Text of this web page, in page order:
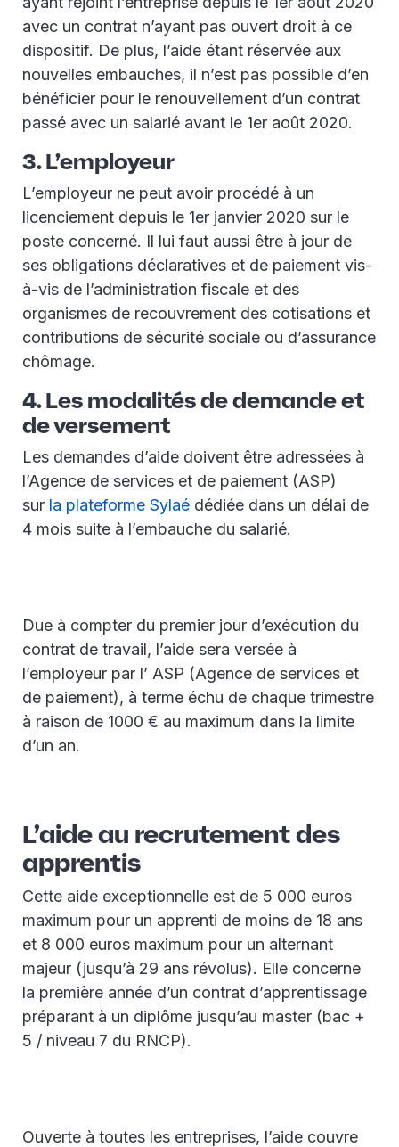
avec un contrat n’ayant pas ouvert droit à ce
dispositif. De plus, l’aide étant réservée aux
nouvelles embauches, il n’est pas possible d’en
bénéficier pour le renouvellement d’un contrat
passé avec un salarié avant le 1er août 2020.
3. L’employeur
L’employeur ne peut avoir procédé à un
licenciement depuis le 1er janvier 2020 sur le
poste concerné. Il lui faut aussi être à jour de
ses obligations déclaratives et de paiement vis-
à-vis de l’administration fiscale et des
organismes de recouvrement des cotisations et
contributions de sécurité sociale ou d’assurance
chômage.
4. Les modalités de demande et
de versement
Les demandes d’aide doivent être adressées à
l’Agence de services et de paiement (ASP)
sur la plateforme Sylaé dédiée dans un délai de
4 mois suite à l’embauche du salarié.
Due à compter du premier jour d’exécution du
contrat de travail, l’aide sera versée à
l’employeur par l’ ASP (Agence de services et
de paiement), à terme échu de chaque trimestre
à raison de 1000 € au maximum dans la limite
d’un an.
L’aide au recrutement des
apprentis
Cette aide exceptionnelle est de 5 000 euros
maximum pour un apprenti de moins de 18 ans
et 8 000 euros maximum pour un alternant
majeur (jusqu’à 29 ans révolus). Elle concerne
la première année d’un contrat d’apprentissage
préparant à un diplôme jusqu’au master (bac +
5 / niveau 7 du RNCP).
Ouverte à toutes les entreprises, l’aide couvre